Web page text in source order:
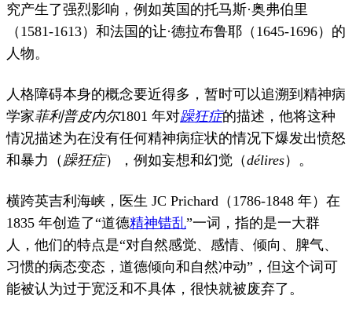
究产生了强烈影响，例如英国的托马斯·奥弗伯里
（1581-1613）和法国的让·德拉布鲁耶（1645-1696）的
人物。
人格障碍本身的概念要近得多，暂时可以追溯到精神病
学家菲利普皮内尔1801 年对躁狂症的描述 ，他将这种
情况描述为在没有任何精神病症状的情况下爆发出愤怒
和暴力（ 躁狂症） ，例如妄想和幻觉（délires）。
横跨英吉利海峡，医生 JC Prichard（1786-1848 年）在
1835 年创造了“道德精神错乱”一词，指的是一大群
人，他们的特点是“对自然感觉、感情、倾向、脾气、
习惯的病态变态，道德倾向和自然冲动”，但这个词可
能被认为过于宽泛和不具体，很快就被废弃了。